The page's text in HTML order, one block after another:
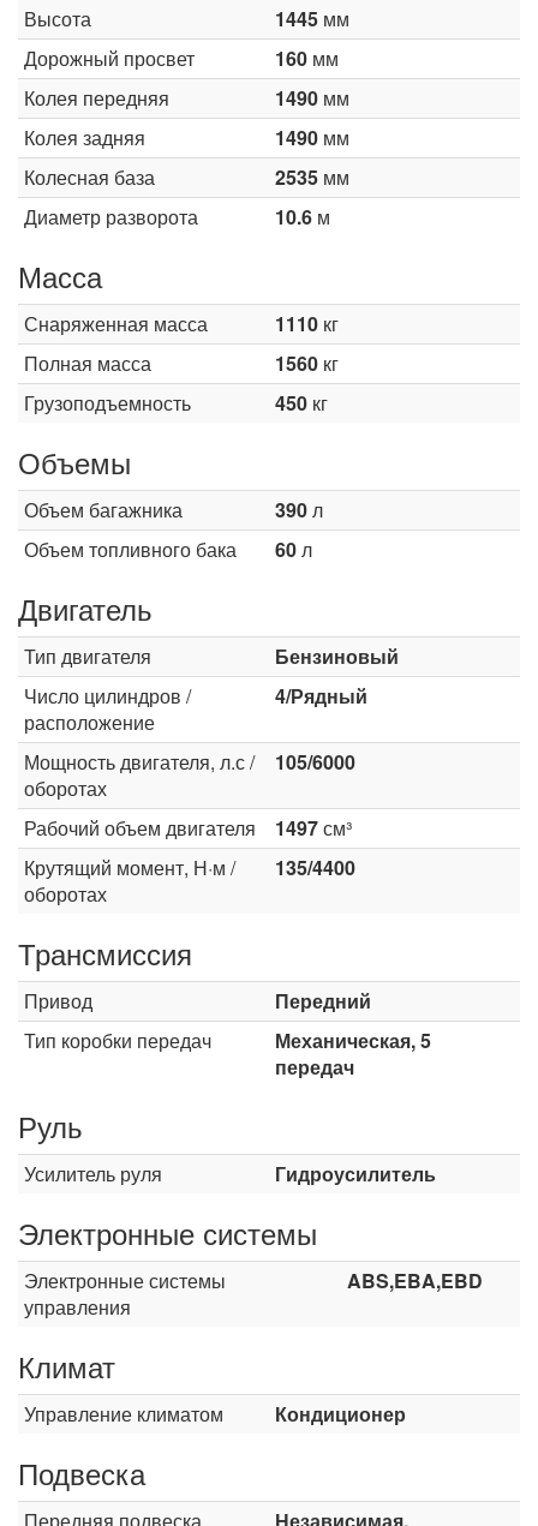
Высота
1445 мм
Дорожный просвет
160 мм
Колея передняя
1490 мм
Колея задняя
1490 мм
Колесная база
2535 мм
Диаметр разворота
10.6 м
Масса
Снаряженная масса 1110 кг
Полная масса
1560 кг
Грузоподъемность
450 кг
Объемы
Объем багажника 390л
Объем топливного бака
60л
Двигатель
Тип двигателя
Бензиновый
Число цилиндров /
расположение
4/Рядный
Мощность двигателя, л.с /
оборотах
105/6000
Рабочий объем двигателя 1497см³
Крутящий момент, Н·м /
оборотах
135/4400
Трансмиссия
Привод
Передний
Тип коробки передач
Механическая, 5
передач
Руль
Усилитель руля Гидроусилитель
Электронные системы
Электронные системы
управления
ABS,EBA,EBD
Климат
Управление климатом Кондиционер
Подвеска